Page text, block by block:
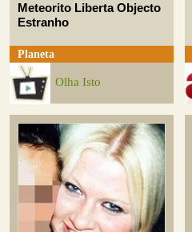
Meteorito Liberta Objecto
Estranho
Planeta
Olha Isto